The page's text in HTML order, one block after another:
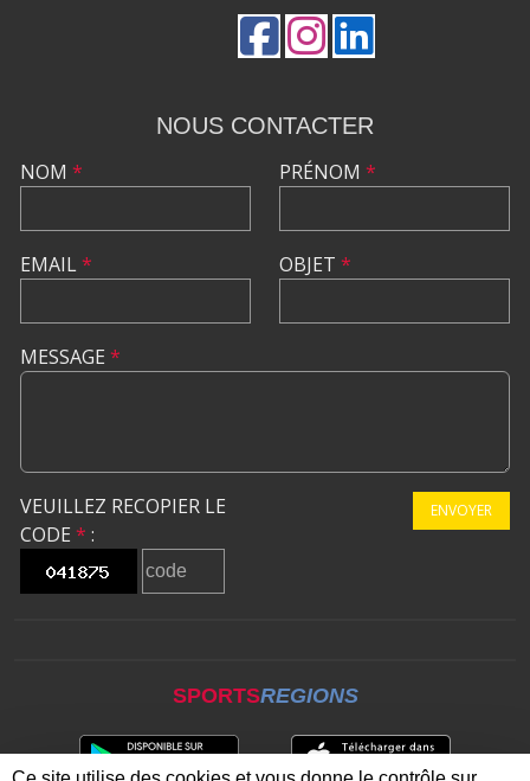
NOUS CONTACTER
NOM *
EMAIL*
PRÉNOM *
OBJET *
MESSAGE *
VEUILLEZ RECOPIER LE
CODE * :
ENVOYER
SPORTSREGIONS